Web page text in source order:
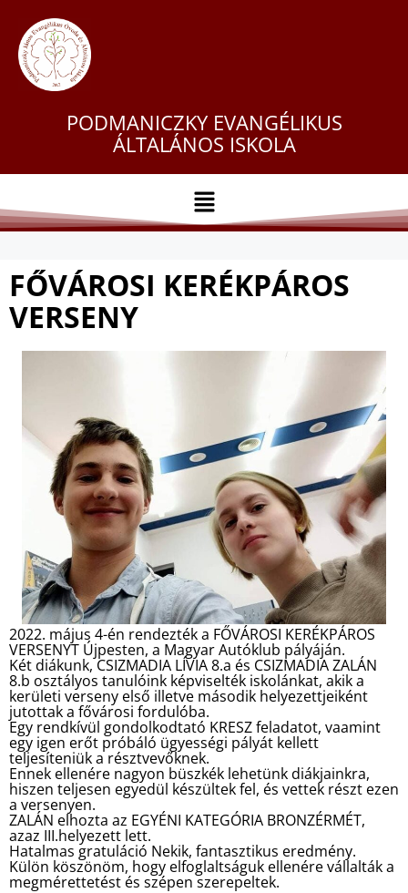
PODMANICZKY EVANGÉLIKUS
ÁLTALÁNOS ISKOLA
FŐVÁROSI KERÉKPÁROS
VERSENY
2022. május 4-én rendezték a FŐVÁROSI KERÉKPÁROS
VERSENYT Újpesten, a Magyar Autóklub pályáján.
Két diákunk, CSIZMADIA LÍVIA 8.a és CSIZMADIA ZALÁN
8.b osztályos tanulóink képviselték iskolánkat, akik a
kerületi verseny első illetve második helyezettjeiként
jutottak a fővárosi fordulóba.
Egy rendkívül gondolkodtató KRESZ feladatot, vaamint
egy igen erőt próbáló ügyességi pályát kellett
teljesíteniük a résztvevőknek.
Ennek ellenére nagyon büszkék lehetünk diákjainkra,
hiszen teljesen egyedül készültek fel, és vettek részt ezen
a versenyen.
ZALÁN elhozta az EGYÉNI KATEGÓRIA BRONZÉRMÉT,
azaz III.helyezett lett.
Hatalmas gratuláció Nekik, fantasztikus eredmény.
Külön köszönöm, hogy elfoglaltságuk ellenére vállalták a
megmérettetést és szépen szerepeltek.